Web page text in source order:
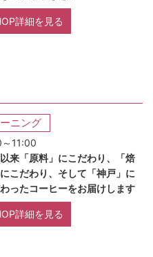
詳細を見る
ニング
11:00
来「原料」にこだわり、「焙
こだわり、そして「神戸」に
ったコーヒーをお届けします
詳細を見る